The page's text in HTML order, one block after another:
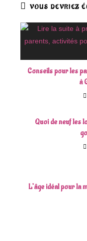
VOUS DEVRIEZ
Conseils pour les
à
Quoi de neuf les
L’âge idéal pour la